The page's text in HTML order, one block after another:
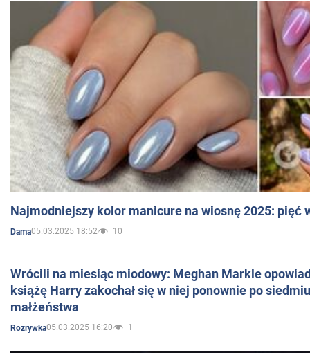
Najmodniejszy kolor manicure na wiosnę 2025: pięć
Dama05.03.2025 18:52 10
Wrócili na miesiąc miodowy: Meghan Markle
książę Harry zakochał się w niej ponownie po
małżeństwa
Rozrywka05.03.2025 16:20 1